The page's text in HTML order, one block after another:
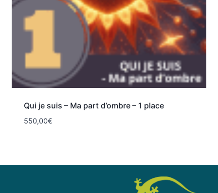
Qui je suis – Ma part d’ombre – 1 place
550,00€